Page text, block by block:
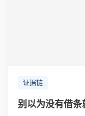
证据链
别以为没有借条